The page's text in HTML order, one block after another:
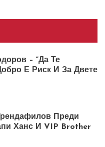
– “Да Те
Е Риск И За Двете
Преди
Ханс И VIP Brother